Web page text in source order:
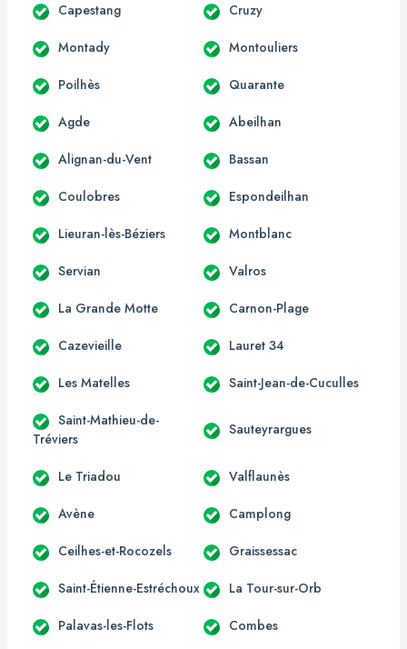
Capestang Cruzy
Montady Montouliers
Poilhès Quarante
Agde Abeilhan
Alignan-du-Vent Bassan
Coulobres Espondeilhan
Lieuran-lès-Béziers Montblanc
Servian Valros
La Grande Motte Carnon-Plage
Cazevieille Lauret 34
Les Matelles Saint-Jean-de-Cuculles
Saint-Mathieu-de-
Tréviers
Sauteyrargues
Le Triadou Valflaunès
Avène Camplong
Ceilhes-et-Rocozels Graissessac
Saint-Étienne-Estréchoux La Tour-sur-Orb
Palavas-les-Flots Combes